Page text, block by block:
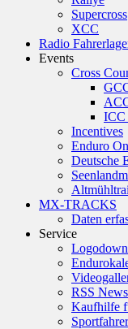
Supercross
XCC
Radio
Events
Cross
ICC
Incentives
Enduro
Deutsche
MX-TRACKS
Daten
Service
RSS
Kaufhilfe